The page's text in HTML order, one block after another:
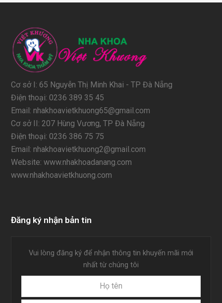
Cơ sở I: 65 Nguyễn Thị Minh Khai - TP Đà Nẵng
Điện thoại: 0236 389 35 45
Email: nhakhoavietkhuong65@gmail.com
Cơ sở II: 207 Hùng Vương, TP Đà Nẵng
Điện thoại: 0236 386 75 75
Email: nhakhoavietkhuong2@gmail.com
Website: www.nhakhoadanang.com
www.nhakhoavietkhuong.com
Đăng ký nhận bản tin
Vui lòng đăng ký để nhận thông tin khuyến mãi mới
nhất từ chúng tôi
tên
chỉ